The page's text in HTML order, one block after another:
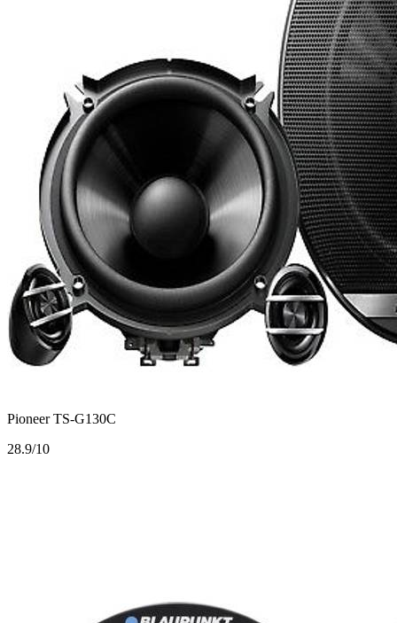
Pioneer TS-G130C
28.9/10